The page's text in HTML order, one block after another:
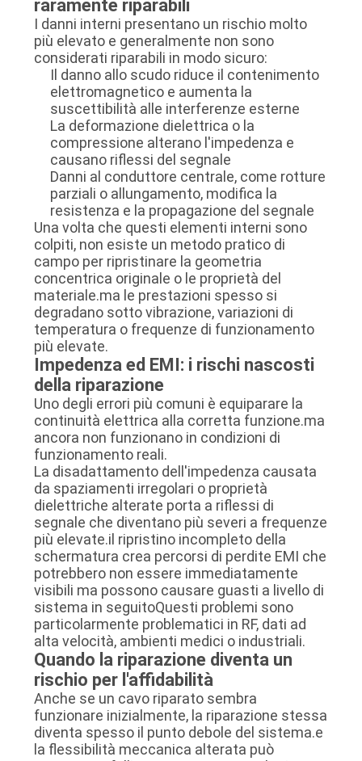
raramente riparabili
I danni interni presentano un rischio molto
più elevato e generalmente non sono
considerati riparabili in modo sicuro:
Il danno allo scudo riduce il contenimento
elettromagnetico e aumenta la
suscettibilità alle interferenze esterne
La deformazione dielettrica o la
compressione alterano l'impedenza e
causano riflessi del segnale
Danni al conduttore centrale, come rotture
parziali o allungamento, modifica la
resistenza e la propagazione del segnale
Una volta che questi elementi interni sono
colpiti, non esiste un metodo pratico di
campo per ripristinare la geometria
concentrica originale o le proprietà del
materiale.ma le prestazioni spesso si
degradano sotto vibrazione, variazioni di
temperatura o frequenze di funzionamento
più elevate.
Impedenza ed EMI: i rischi nascosti
della riparazione
Uno degli errori più comuni è equiparare la
continuità elettrica alla corretta funzione.ma
ancora non funzionano in condizioni di
funzionamento reali.
La disadattamento dell'impedenza causata
da spaziamenti irregolari o proprietà
dielettriche alterate porta a riflessi di
segnale che diventano più severi a frequenze
più elevate.il ripristino incompleto della
schermatura crea percorsi di perdite EMI che
potrebbero non essere immediatamente
visibili ma possono causare guasti a livello di
sistema in seguitoQuesti problemi sono
particolarmente problematici in RF, dati ad
alta velocità, ambienti medici o industriali.
Quando la riparazione diventa un
rischio per l'affidabilità
Anche se un cavo riparato sembra
funzionare inizialmente, la riparazione stessa
diventa spesso il punto debole del sistema.e
la flessibilità meccanica alterata può